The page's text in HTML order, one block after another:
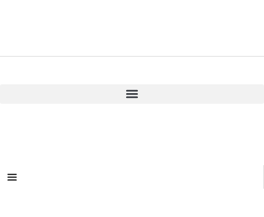
সকল ক্যাটাগরি